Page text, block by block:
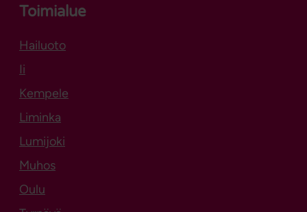
Toimialue
Hailuoto
Ii
Kempele
Liminka
Lumijoki
Muhos
Oulu